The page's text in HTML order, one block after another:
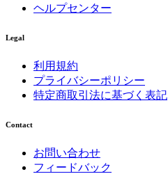
ヘルプセンター
Legal
利用規約
プライバシーポリシー
特定商取引法に基づく表記
Contact
お問い合わせ
フィードバック